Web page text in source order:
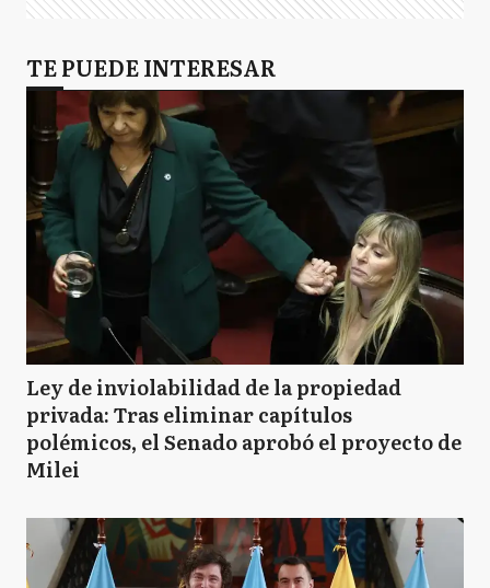
TE PUEDE INTERESAR
Ley de inviolabilidad de la propiedad
privada: Tras eliminar capítulos
polémicos, el Senado aprobó el proyecto de
Milei